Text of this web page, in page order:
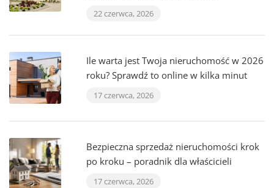
22 czerwca, 2026
Ile warta jest Twoja nieruchomość w 2026
roku? Sprawdź to online w kilka minut
17 czerwca, 2026
Bezpieczna sprzedaż nieruchomości krok
po kroku – poradnik dla właścicieli
17 czerwca, 2026